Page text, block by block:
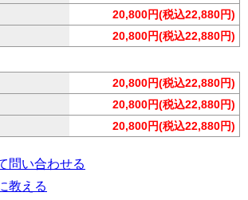
20,800円(税込22,880円)
20,800円(税込22,880円)
20,800円(税込22,880円)
20,800円(税込22,880円)
20,800円(税込22,880円)
問い合わせる
教える